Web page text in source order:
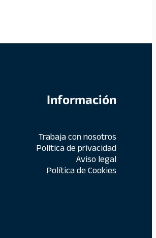
Información
Trabaja con nosotros
Política de privacidad
Aviso legal
Política de Cookies